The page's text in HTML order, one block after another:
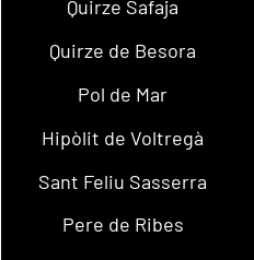
Quirze Safaja
Quirze de Besora
Pol de Mar
Hipòlit de Voltregà
Sant Feliu Sasserra
Pere de Ribes